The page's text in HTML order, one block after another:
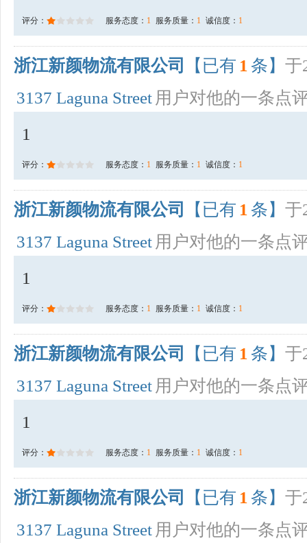
评分： 服务态度： 1 服务质量： 1 诚信度： 1
浙江新颜物流有限公司 【已有 1 条】 于
3137 Laguna Street 用户对他的一条点
1
评分： 服务态度： 1 服务质量： 1 诚信度： 1
浙江新颜物流有限公司 【已有 1 条】 于
3137 Laguna Street 用户对他的一条点
1
评分： 服务态度： 1 服务质量： 1 诚信度： 1
浙江新颜物流有限公司 【已有 1 条】 于
3137 Laguna Street 用户对他的一条点
1
评分： 服务态度： 1 服务质量： 1 诚信度： 1
浙江新颜物流有限公司 【已有 1 条】 于
3137 Laguna Street 用户对他的一条点